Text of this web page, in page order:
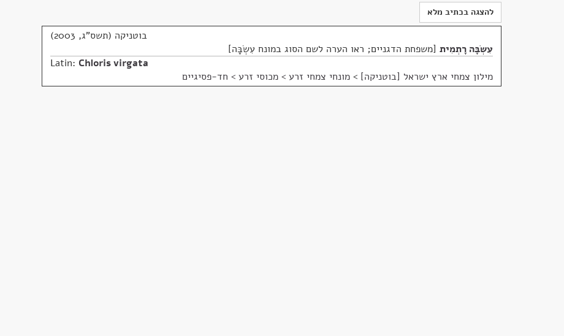
להצגה בכתיב מלא
בוטניקה (תשס"ג, 2003)
עִשְׂבָּה רָתְמִית משפחת הדגניים; ראו הערה לשם הסוג במונח עִשְׂבָּה
Latin: Chloris virgata
מילון צמחי ארץ ישראל [בוטניקה] > מונחי צמחי זרע > מכוסי זרע > חד-פסיגיים